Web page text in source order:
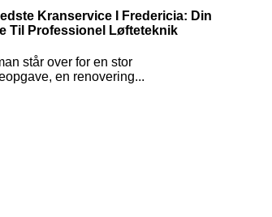
Kranservice I Fredericia: Din
Til Professionel Løfteteknik
står over for en stor
en renovering...